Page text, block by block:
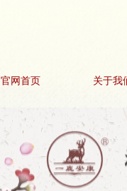
官网首页 关于我